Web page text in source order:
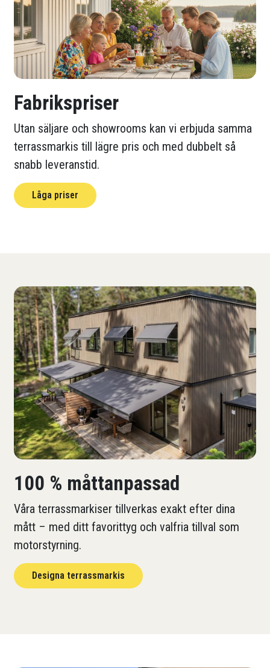
Fabrikspriser
Utan säljare och showrooms kan vi erbjuda samma
terrassmarkis till lägre pris och med dubbelt så
snabb leveranstid.
Låga priser
100 % måttanpassad
Våra terrassmarkiser tillverkas exakt efter dina
mått – med ditt favorittyg och valfria tillval som
motorstyrning.
Designa terrassmarkis